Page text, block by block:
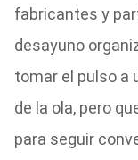
fabricantes y
desayuno
tomar el pulso a
de la ola, pero
para seguir